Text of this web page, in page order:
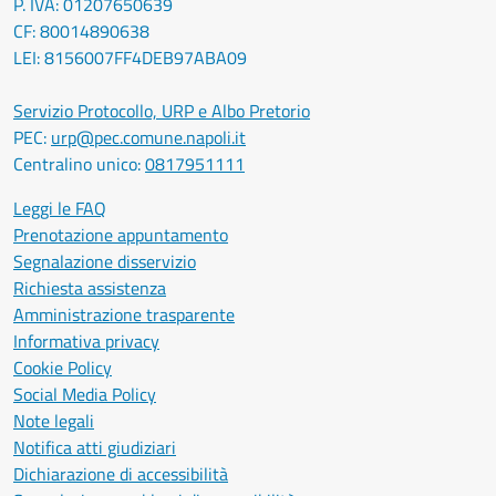
CF: 80014890638
LEI: 8156007FF4DEB97ABA09
Servizio Protocollo, URP e Albo Pretorio
PEC: urp@pec.comune.napoli.it
Centralino unico:0817951111
Leggi le FAQ
Prenotazione appuntamento
Segnalazione disservizio
Richiesta assistenza
Amministrazione trasparente
Informativa privacy
Cookie Policy
Social Media Policy
Note legali
Notifica atti giudiziari
Dichiarazione di accessibilità